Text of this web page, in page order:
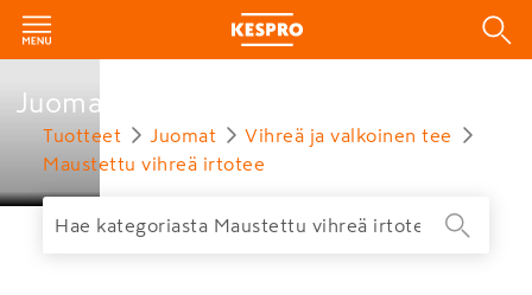
Juomat
Tuotteet Juomat
Vihreä ja valkoinen tee
Maustettu vihreä irtotee